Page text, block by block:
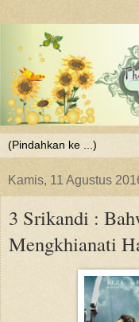
Kamis, 11 Agustus
3 Srikandi :
Mengkhianati